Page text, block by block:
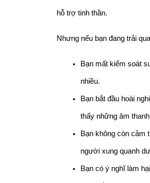
hỗ trợ tinh thần.
Nhưng nếu bạn đang trải
Bạn mất kiểm soát
nhiều.
Bạn bắt đầu hoài
thấy những âm
Bạn không còn cảm
người xung quanh
Bạn có ý nghĩ làm